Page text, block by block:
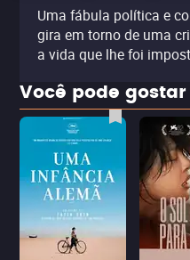
Uma fábula política e
gira em torno de uma
a vida que lhe foi
Você pode gostar